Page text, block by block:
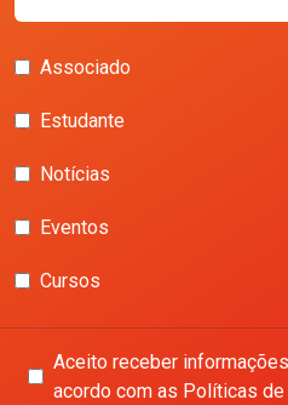
Associado
Estudante
Notícias
Eventos
Cursos
Aceito receber
acordo com as Políticas